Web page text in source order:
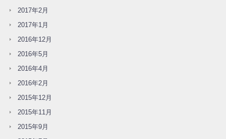
2017年2月
2017年1月
2016年12月
2016年5月
2016年4月
2016年2月
2015年12月
2015年11月
2015年9月